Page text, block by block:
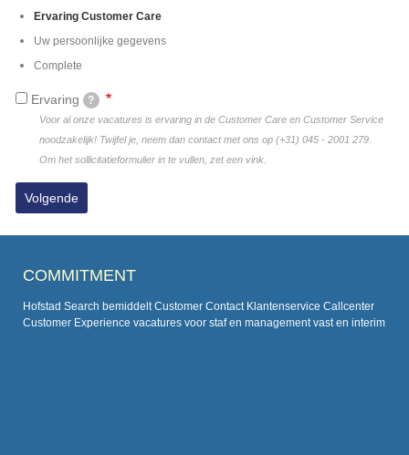
Huidige
Ervaring Customer Care
Uw persoonlijke gegevens
Complete
Ervaring ?
Voor al onze vacatures is ervaring in de Customer Care en Customer Service
noodzakelijk! Twijfel je, neem dan contact met ons op (+31) 045 - 2001 279.
Om het sollicitatieformulier in te vullen, zet een vink.
COMMITMENT
Hofstad Search bemiddelt Customer Contact Klantenservice Callcenter
Customer Experience vacatures voor staf en management vast en interim